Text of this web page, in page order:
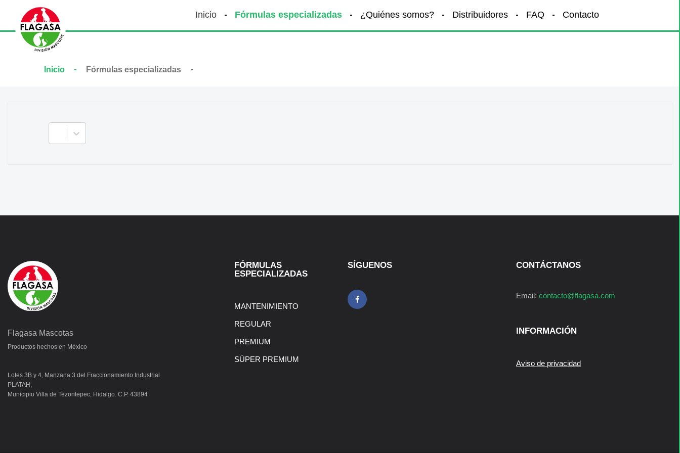
Inicio Fórmulas especializadas ¿Quiénes somos? Distribuidores FAQ Contacto
Inicio Fórmulas especializadas
Flagasa Mascotas
Productos hechos en México
Lotes 3B y 4, Manzana 3 del Fraccionamiento Industrial
PLATAH,
Municipio Villa de Tezontepec, Hidalgo. C.P. 43894
FÓRMULAS
ESPECIALIZADAS
MANTENIMIENTO
REGULAR
PREMIUM
SÚPER PREMIUM
SÍGUENOS CONTÁCTANOS
Email: contacto@flagasa.com
INFORMACIÓN
Aviso de privacidad